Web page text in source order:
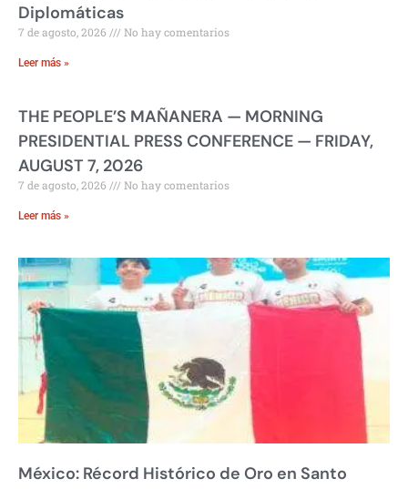
Diplomáticas
7 de agosto, 2026 No hay comentarios
Leer más »
THE PEOPLE’S MAÑANERA — MORNING
PRESIDENTIAL PRESS CONFERENCE — FRIDAY,
AUGUST 7, 2026
7 de agosto, 2026 No hay comentarios
Leer más »
México: Récord Histórico de Oro en Santo